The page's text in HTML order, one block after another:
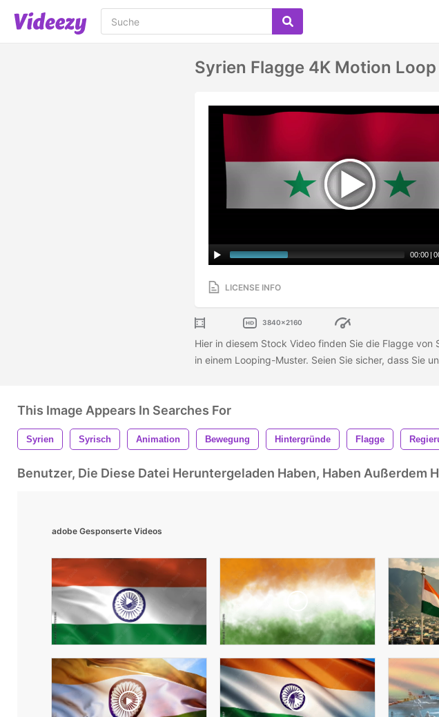
Syrien Flagge 4K Motion
00:00 |
LICENSE INFO
3840x2160
Hier in diesem Stock Video finden Sie die Flagge von
in einem Looping-Muster. Seien Sie sicher, dass Sie
This Image Appears In Searches For
Syrien Syrisch Animation Bewegung Hintergründe Flagge
Benutzer, Die Diese Datei Heruntergeladen Haben, Haben Außerdem
adobe Gesponserte Videos